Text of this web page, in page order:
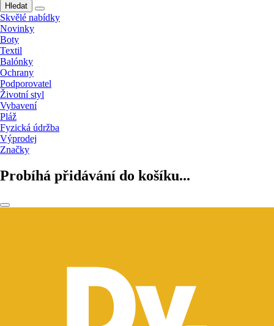
Hledat
Skvělé nabídky
Novinky
Boty
Textil
Balónky
Ochrany
Podporovatel
Životní styl
Vybavení
Pláž
Fyzická údržba
Výprodej
Značky
Probíhá přidávání do košíku...